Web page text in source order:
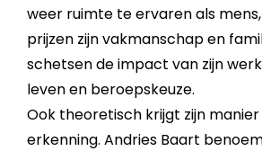
weer ruimte te ervaren als mens,
prijzen zijn vakmanschap en
schetsen de impact van zijn
leven en beroepskeuze.
Ook theoretisch krijgt zijn
erkenning. Andries Baart